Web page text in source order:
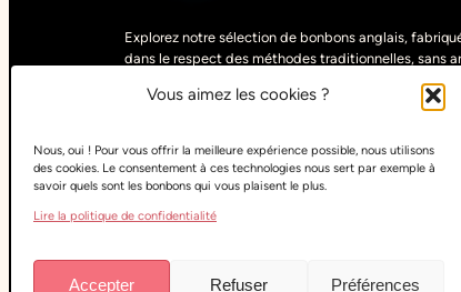
Vous aimez les cookies ?
Nous, oui ! Pour vous offrir la meilleure expérience possible, nous utilisons
des cookies. Le consentement à ces technologies nous sert par exemple à
savoir quels sont les bonbons qui vous plaisent le plus.
Lire la politique de confidentialité
Accepter Refuser Préférences
Explorez notre sélection de bonbons anglais,
dans le respect des méthodes traditionnelles, sans
artificiels. Découvrez des gourmandises uniques,
sélectionnées parmi les spécialités du monde entier.
végétariens, vegans, halals, sans sucre ou sans
– Tous droits